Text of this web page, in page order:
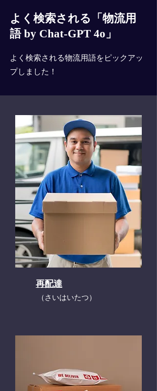
よく検索される「物流用
語 by Chat-GPT 4o」
よく検索される物流用語をピックアッ
プしました！
再配達
​（さいはいたつ）